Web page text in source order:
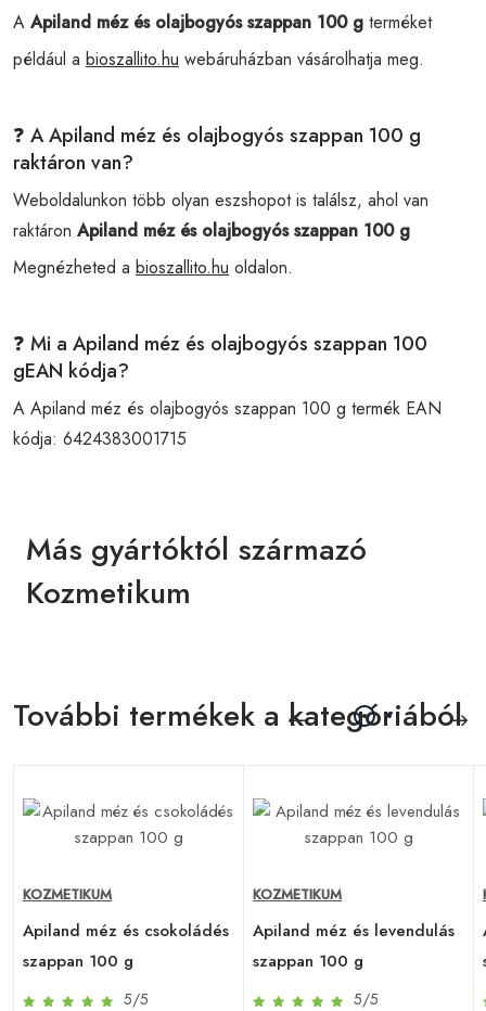
A Apiland méz és olajbogyós szappan 100 g terméket
például a bioszallito.hu webáruházban vásárolhatja meg.
❓ A Apiland méz és olajbogyós szappan 100 g
raktáron van?
Weboldalunkon több olyan eszshopot is találsz, ahol van
raktáron Apiland méz és olajbogyós szappan 100 g
Megnézheted a bioszallito.hu oldalon.
❓ Mi a Apiland méz és olajbogyós szappan 100
gEAN kódja?
A Apiland méz és olajbogyós szappan 100 g termék EAN
kódja: 6424383001715
Más gyártóktól származó
Kozmetikum
További termékek a kategóriából
KOZMETIKUM
Apiland méz és csokoládés
szappan 100 g
5/5
KOZMETIKUM
Apiland méz és levendulás
szappan 100 g
5/5